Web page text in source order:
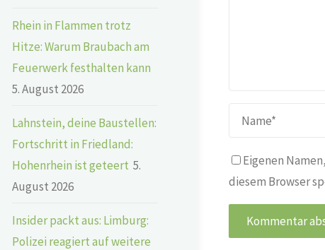
Eigenen
diesem Browser
Rhein in Flammen trotz
Hitze: Warum Braubach am
Feuerwerk festhalten kann
5. August 2026
Lahnstein, deine Baustellen:
Fortschritt in Friedland:
Hohenrhein ist geteert 5.
August 2026
Insider packt aus: Limburg:
Polizei reagiert auf weitere